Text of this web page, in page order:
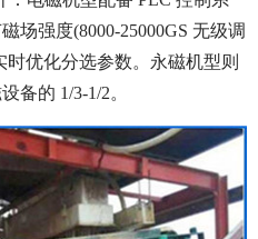
场强度(8000-25000GS 无级调
优化分选参数。永磁机型则
备的 1/3-1/2。